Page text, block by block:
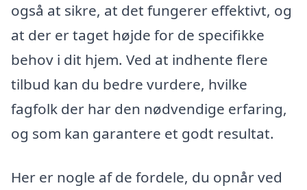
også at sikre, at det fungerer effektivt, og
at der er taget højde for de specifikke
behov i dit hjem. Ved at indhente flere
tilbud kan du bedre vurdere, hvilke
fagfolk der har den nødvendige erfaring,
og som kan garantere et godt resultat.
Her er nogle af de fordele, du opnår ved